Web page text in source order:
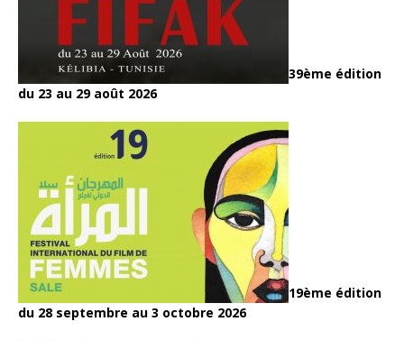
39ème édition
du 23 au 29 août 2026
19ème édition
du 28 septembre au 3 octobre 2026